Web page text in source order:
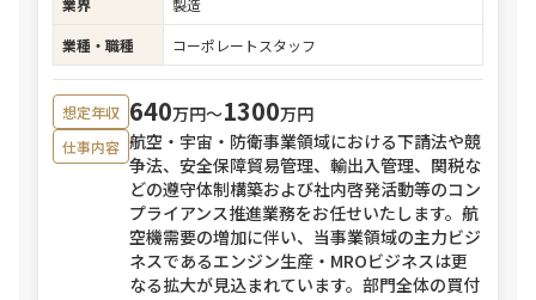
業界
製造
業種・職種
コーポレートスタッフ
想定年収 640万円〜1300万円
仕事内容 航空・宇宙・防衛事業領域における下請法や競
争法、安全保障貿易管理、輸出入管理、関税な
どの遵守体制構築および社内啓発活動等のコン
プライアンス推進業務をお任せいたします。航
空機需要の増加に伴い、当事業領域の主力ビジ
ネスであるエンジン生産・MROビジネスは更
なる拡大が見込まれています。部門全体の買付